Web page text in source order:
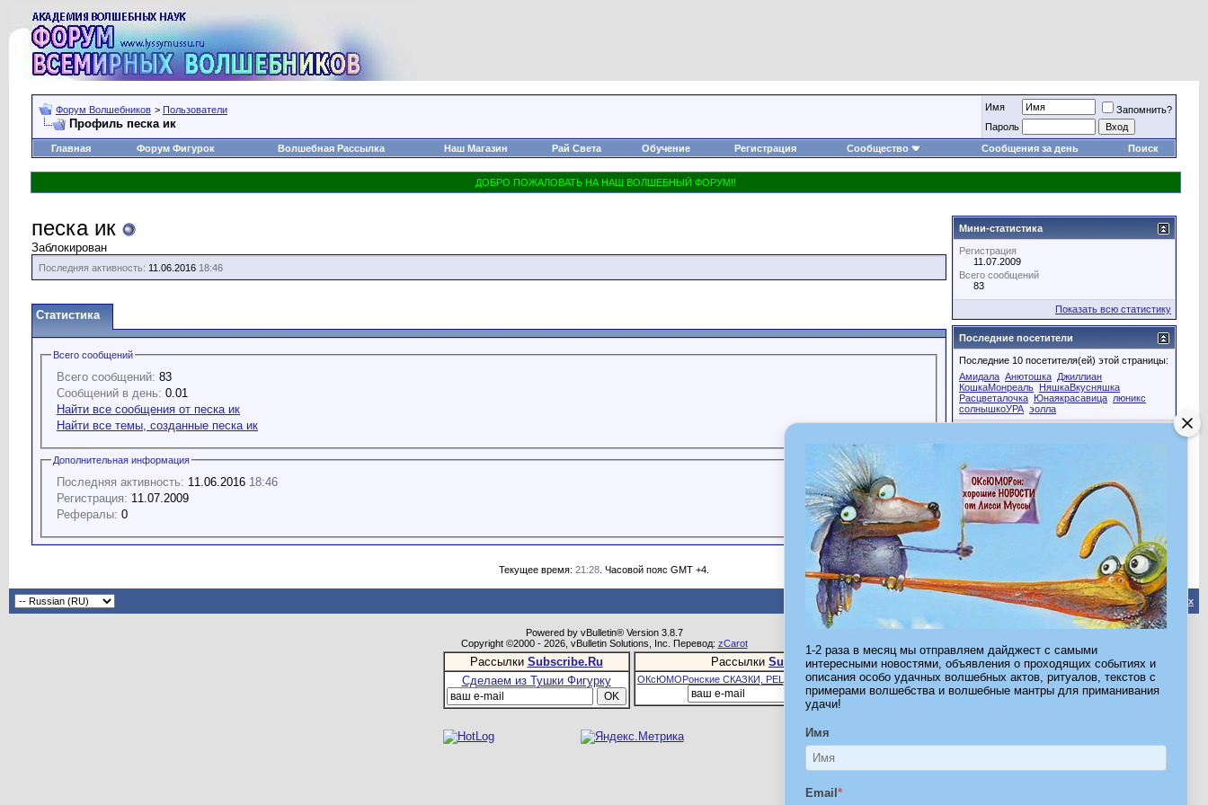
1-2 раза в месяц мы отправляем дайджест с самыми
интересными новостями, объявления о проходящих событиях и
описания особо удачных волшебных актов, ритуалов, текстов с
примерами волшебства и волшебные мантры для приманивания
удачи!
Имя
Email *
Форум Волшебников > Пользователи
Профиль песка ик
Имя
Запомнить?
Пароль
Главная
Форум Фигурок Волшебная Рассылка Наш Магазин Рай Света Обучение Регистрация Сообщество Сообщения за день Поиск
песка ик
Заблокирован
Последняя активность: 11.06.2016 18:46
Статистика
Всего сообщений
Всего сообщений: 83
Сообщений в день: 0.01
Найти все сообщения от песка ик
Найти все темы, созданные песка ик
Дополнительная информация
Последняя активность: 11.06.2016 18:46
Регистрация: 11.07.2009
Рефералы: 0
Мини-статистика
Регистрация
11.07.2009
Всего сообщений
83
Показать всю статистику
Последние посетители
Последние 10 посетителя(ей) этой страницы:
Амидала Анютошка Джиллиан
КошкаМонреаль НяшкаВкусняшка
Расцветалочка Юнаякрасавица люникс
солнышкоУРА эолла
Текущее время: 21:28 . Часовой пояс GMT +4.
Обратная связь-Форум Волшебников-Архив-Вверх
Powered by vBulletin® Version 3.8.7
Copyright ©2000 - 2026, vBulletin Solutions, Inc. Перевод: zCarot
Рассылки Subscribe.Ru
Сделаем из Тушки Фигурку
Рассылки Subscribe.Ru
ОКсЮМОРонские СКАЗКИ, РЕЦЕПТЫ И ШТУЧКИ ДЛЯ ВСЕХ